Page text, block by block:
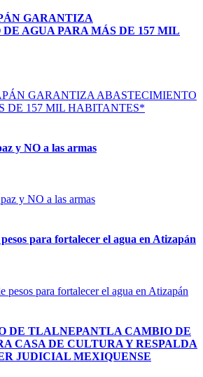
GARANTIZA
AGUA PARA MÁS DE 157 MIL
y NO a las armas
para fortalecer el agua en Atizapán
DE TLALNEPANTLA CAMBIO DE
CASA DE CULTURA Y RESPALDA
JUDICIAL MEXIQUENSE